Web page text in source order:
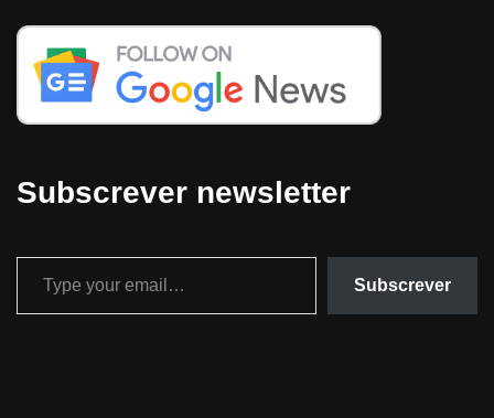
Subscrever newsletter
Subscrever